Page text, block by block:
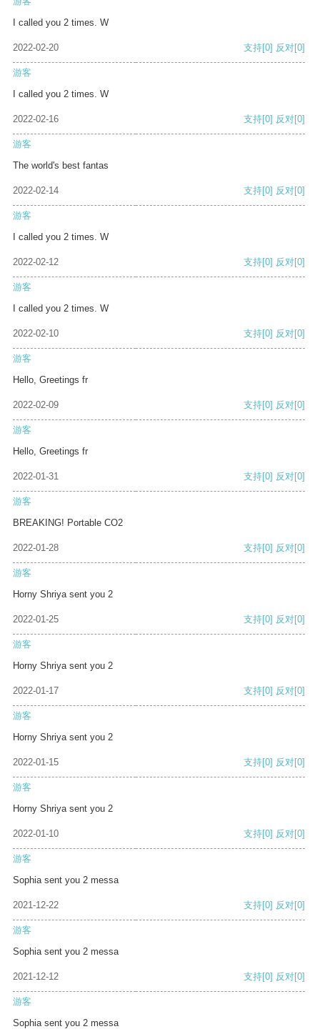
I called you 2 times. W
2022-02-20 支持[0] 反对[0]
游客
I called you 2 times. W
2022-02-16 支持[0] 反对[0]
游客
The world's best fantas
2022-02-14 支持[0] 反对[0]
游客
I called you 2 times. W
2022-02-12 支持[0] 反对[0]
游客
I called you 2 times. W
2022-02-10 支持[0] 反对[0]
游客
Hello, Greetings fr
2022-02-09 支持[0] 反对[0]
游客
Hello, Greetings fr
2022-01-31 支持[0] 反对[0]
游客
BREAKING! Portable CO2
2022-01-28 支持[0] 反对[0]
游客
Horny Shriya sent you 2
2022-01-25 支持[0] 反对[0]
游客
Horny Shriya sent you 2
2022-01-17 支持[0] 反对[0]
游客
Horny Shriya sent you 2
2022-01-15 支持[0] 反对[0]
游客
Horny Shriya sent you 2
2022-01-10 支持[0] 反对[0]
游客
Sophia sent you 2 messa
2021-12-22 支持[0] 反对[0]
游客
Sophia sent you 2 messa
2021-12-12 支持[0] 反对[0]
游客
Sophia sent you 2 messa